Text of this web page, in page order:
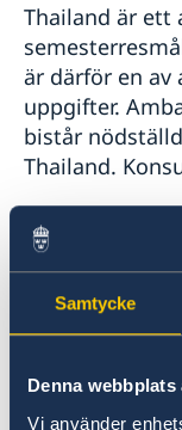
Samtycke
Denna
Vi använder
Thailand är ett
är därför en av
uppgifter.
bistår
Thailand.
Allt fler
Ambassadens
ansökningar
handlägger